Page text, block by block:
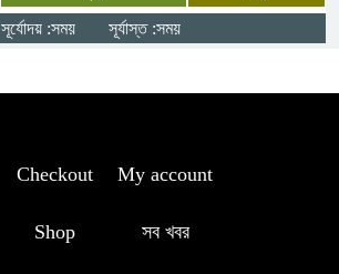
চার বিয়ের দাবির মধ্যেই আরেক নারীর ঘরে
সূর্যোদয় :সময়
সূর্যাস্ত :সময়
Checkout
My account
Shop সব খবর